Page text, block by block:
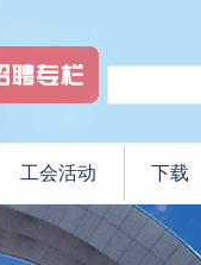
工会活动 下载